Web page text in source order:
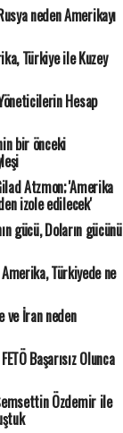
neden Amerikayı
Türkiye ile Kuzey
Hesap
bir önceki
Atzmon; 'Amerika
izole edilecek'
gücü, Doların gücünü
Türkiyede ne
ve İran neden
Başarısız Olunca
Özdemir ile